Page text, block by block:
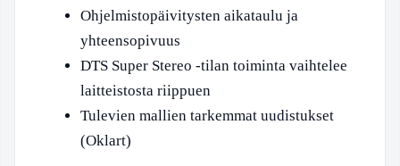
Ohjelmistopäivitysten aikataulu ja
yhteensopivuus
DTS Super Stereo -tilan toiminta vaihtelee
laitteistosta riippuen
Tulevien mallien tarkemmat uudistukset
(Oklart)